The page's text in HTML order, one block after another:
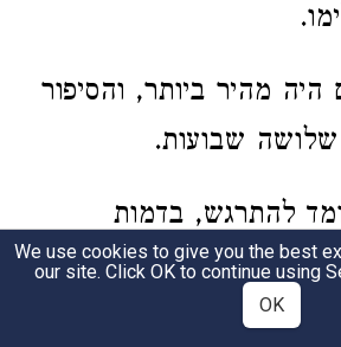
היה מהיר ביותר, והסיפור
שבועות.
להתרגש, בדמות
וצללי ערב שהלכו
לאוויר העולם עוד לפני
We use cookies to give you the best
our site. Click OK to continue using
OK